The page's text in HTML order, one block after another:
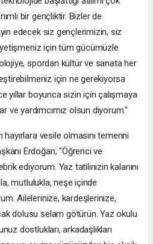
bir gençliktir. Bizler de
edecek siz gençlerimizin, siz
yetişmeniz için tüm gücümüzle
spordan kültür ve sanata her
için ne gerekiyorsa
yıllar boyunca sizin için çalışmaya
ve yardımcımız olsun diyorum."
hayırlara vesile olmasını temenni
Erdoğan, "Öğrenci ve
ediyorum. Yaz tatilinizin kalanını
mutlulukla, neşe içinde
Ailelerinize, kardeşlerinize,
dolusu selam götürün. Yaz okulu
dostlukları, arkadaşlıkları